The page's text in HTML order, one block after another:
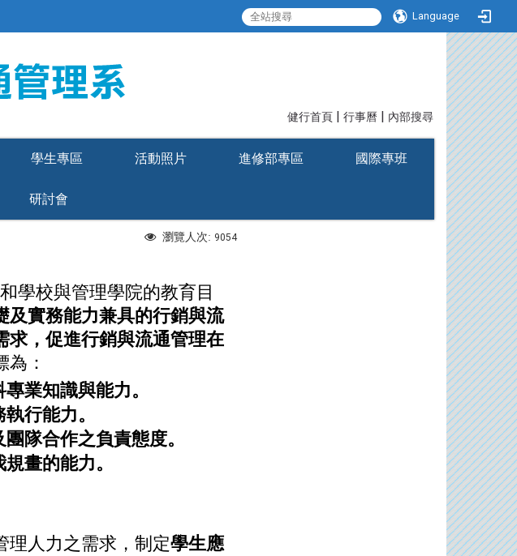
Language
健行首頁 | 行事曆 | 內部搜尋
學生專區 活動照片 進修部專區 國際專班
研討會
瀏覽人次: 9054
學校與管理學院的教育目
及實務能力兼具的行銷與流
求，促進行銷與流通管理在
為：
業知識與能力。
行能力。
隊合作之負責態度。
畫的能力。
理人力之需求，制定學生應